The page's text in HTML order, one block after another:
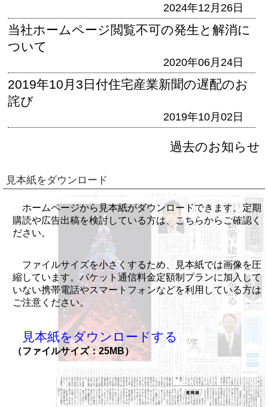
2024年12月26日
当社ホームページ閲覧不可の発生と解消に
ついて
2020年06月24日
2019年10月3日付住宅産業新聞の遅配のお
詫び
2019年10月02日
過去のお知らせ
見本紙をダウンロード
ホームページから見本紙がダウンロードできます。定期
購読や広告出稿を検討している方は、こちらからご確認く
ださい。
ファイルサイズを小さくするため、見本紙では画像を圧
縮しています。パケット通信料金定額制プランに加入して
いない携帯電話やスマートフォンなどを利用している方は
ご注意ください。
見本紙をダウンロードする
（ファイルサイズ：25MB）